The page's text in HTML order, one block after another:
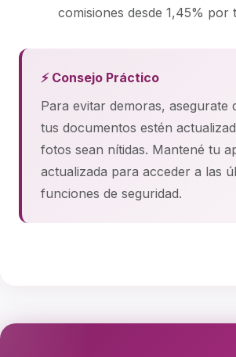
comisiones desde 1,45% por
⚡ Consejo Práctico
Para evitar demoras, asegurate
tus documentos estén
fotos sean nítidas. Mantené tu
actualizada para acceder a las
funciones de seguridad.